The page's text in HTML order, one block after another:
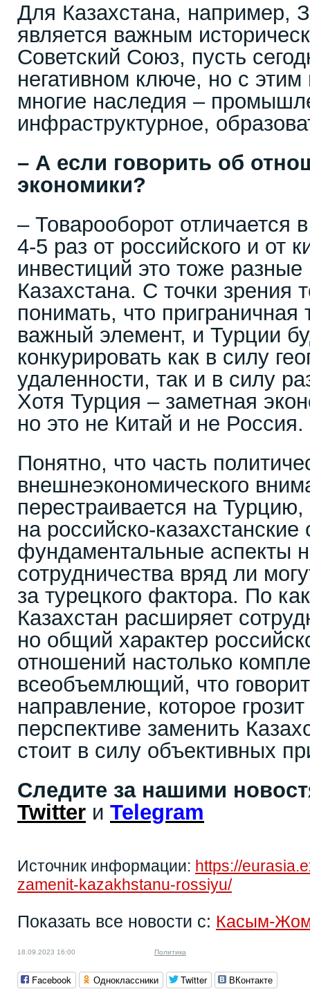
Для Казахстана, например,
является важным
Советский Союз, пусть
негативном ключе, но с
многие наследия –
инфраструктурное,
– А если говорить об
экономики?
– Товарооборот отличается
4-5 раз от российского и от
инвестиций это тоже разные
Казахстана. С точки зрения
понимать, что приграничная
важный элемент, и Турции
конкурировать как в силу
удаленности, так и в силу
Хотя Турция – заметная
но это не Китай и не Россия.
Понятно, что часть
внешнеэкономического
перестраивается на Турцию,
на российско-
фундаментальные аспекты
сотрудничества вряд ли
за турецкого фактора. По
Казахстан расширяет
но общий характер
отношений настолько
всеобъемлющий, что
направление, которое
перспективе заменить
стоит в силу объективных
Следите за нашими
Twitter и Telegram
Источник информации: https://
zamenit-kazakhstanu-rossiyu/
Показать все новости с: Касым-
18.09.2023 16:00 Политика
Facebook Одноклассники Twitter ВКонтакте